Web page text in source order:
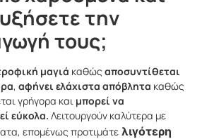
την
τους;
μαγιά καθώς αποσυντίθεται
, αφήνει ελάχιστα απόβλητα καθώς
γρήγορα και μπορεί να
εύκολα. Λειτουργούν καλύτερα με
επομένως προτιμάτε λιγότερη